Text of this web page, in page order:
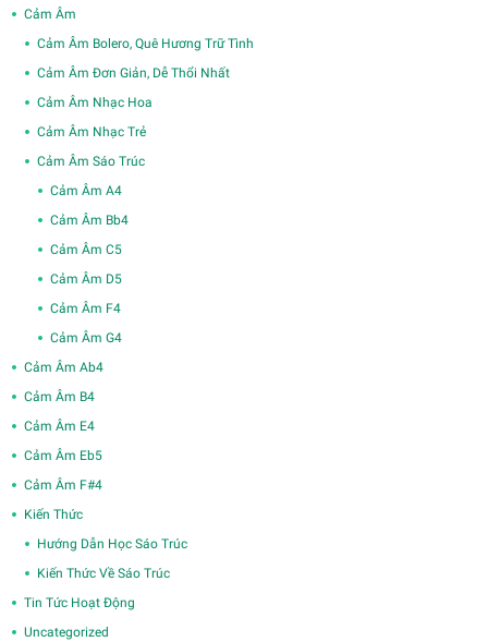
Cảm Âm
Cảm Âm Bolero, Quê Hương Trữ Tình
Cảm Âm Đơn Giản, Dễ Thổi Nhất
Cảm Âm Nhạc Hoa
Cảm Âm Nhạc Trẻ
Cảm Âm Sáo Trúc
Cảm Âm A4
Cảm Âm Bb4
Cảm Âm C5
Cảm Âm D5
Cảm Âm F4
Cảm Âm G4
Cảm Âm Ab4
Cảm Âm B4
Cảm Âm E4
Cảm Âm Eb5
Cảm Âm F#4
Kiến Thức
Hướng Dẫn Học Sáo Trúc
Kiến Thức Về Sáo Trúc
Tin Tức Hoạt Động
Uncategorized